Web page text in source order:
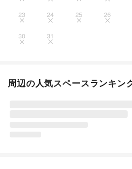
23 24 25 26
30 31
周辺の人気スペースランキン